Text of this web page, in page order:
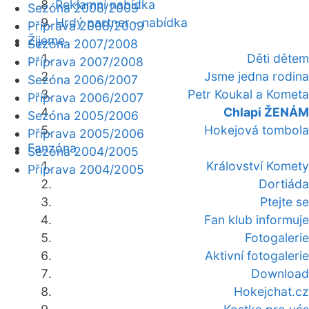
Reklamní nabídka
Hrdý partner - nabídka
Žijeme
Děti dětem
Jsme jedna rodina
Petr Koukal a Kometa
Chlapi ŽENÁM
Hokejová tombola
Fanzóna
Království Komety
Dortiáda
Ptejte se
Fan klub informuje
Fotogalerie
Aktivní fotogalerie
Download
Hokejchat.cz
Sezóna 2008/2009
Příprava 2008/2009
Sezóna 2007/2008
Příprava 2007/2008
Sezóna 2006/2007
Příprava 2006/2007
Sezóna 2005/2006
Příprava 2005/2006
Sezóna 2004/2005
Příprava 2004/2005